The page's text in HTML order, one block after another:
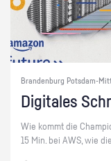
Brandenburg Potsdam-
Di­gi­ta­les
Wie kommt die
15 Min. bei AWS, wie